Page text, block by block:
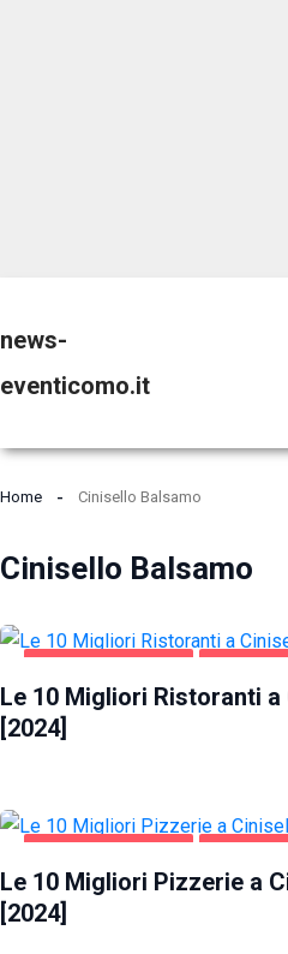
news-
eventicomo.it
Home Cinisello Balsamo
Cinisello Balsamo
CINISELLO BALSAMO
Le 10 Migliori Ristoranti
[2024]
CINISELLO BALSAMO
Le 10 Migliori Pizzerie a
[2024]